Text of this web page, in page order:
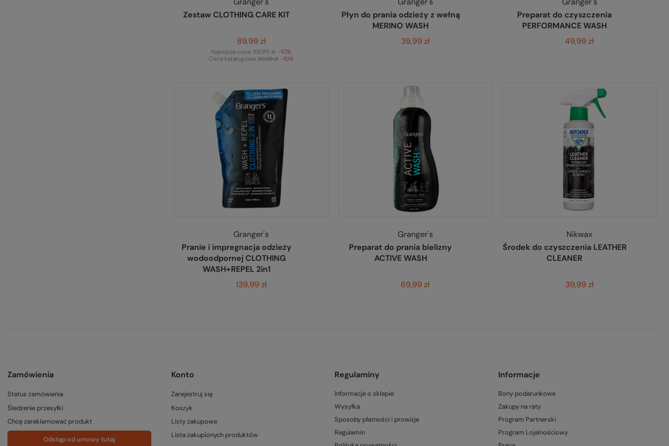
Zestaw CLOTHING CARE KIT
89,99 zł
Najniższa cena: 99,99 zł -10%
Cena katalogowa:99,99 zł -10%
Płyn do prania odzieży z wełną
MERINO WASH
39,99 zł
Preparat do czyszczenia
PERFORMANCE WASH
49,99 zł
Granger's
Pranie i impregnacja odzieży
wodoodpornej CLOTHING
WASH+REPEL 2in1
139,99 zł
Granger's
Preparat do prania bielizny
ACTIVE WASH
69,99 zł
Nikwax
Środek do czyszczenia LEATHER
CLEANER
39,99 zł
Zamówienia
Status zamówienia
Śledzenie przesyłki
Chcę zareklamować produkt
Odstąp od umowy tutaj
Konto
Zarejestruj się
Koszyk
Listy zakupowe
Lista zakupionych produktów
Regulaminy
Informacje o sklepie
Wysyłka
Sposoby płatności i prowizje
Regulamin
Informacje
Bony podarunkowe
Zakupy na raty
Program Partnerski
Program Lojalnościowy